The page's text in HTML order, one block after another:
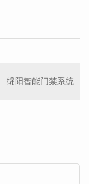
绵阳智能门禁系统